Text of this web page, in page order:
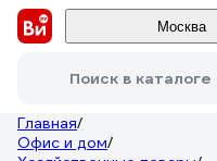
Москва
Поиск в каталоге
Главная/
Офис и дом/